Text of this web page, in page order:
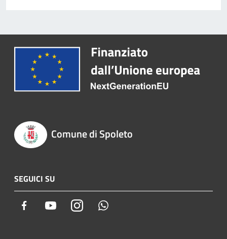
Comune di Spoleto
SEGUICI SU
Facebook YoutubeInstagram